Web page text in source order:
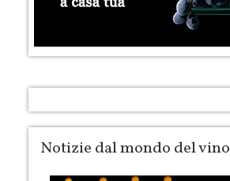
Notizie dal mondo del vino